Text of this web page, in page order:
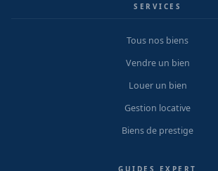
SERVICES
Tous nos biens
Vendre un bien
Louer un bien
Gestion locative
Biens de prestige
GUIDES EXPERT